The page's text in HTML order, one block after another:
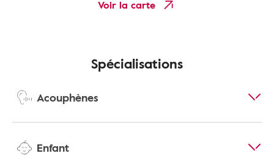
Voir la carte
Spécialisations
Acouphènes
Enfant